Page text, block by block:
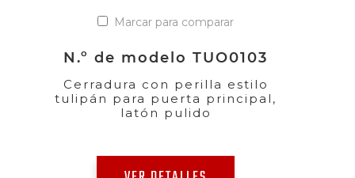
Marcar para comparar
N.º de modelo TUO0103
Cerradura con perilla estilo
tulipán para puerta principal,
latón pulido